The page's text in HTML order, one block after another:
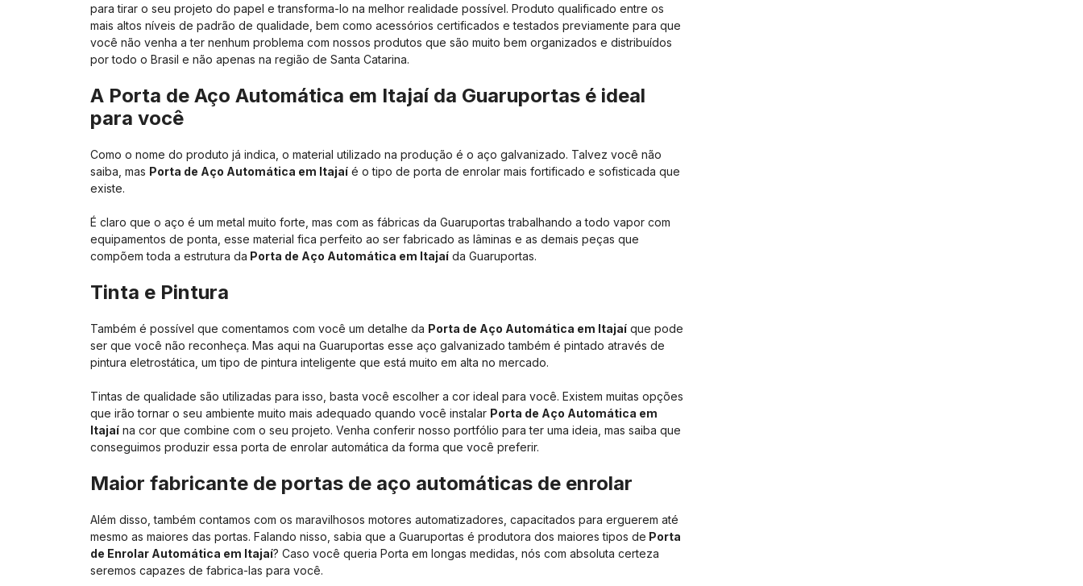
para tirar o seu projeto do papel e transforma-lo na melhor realidade possível. Produto qualificado entre os
mais altos níveis de padrão de qualidade, bem como acessórios certificados e testados previamente para que
você não venha a ter nenhum problema com nossos produtos que são muito bem organizados e distribuídos
por todo o Brasil e não apenas na região de Santa Catarina.
A Porta de Aço Automática em Itajaí da Guaruportas é ideal
para você
Como o nome do produto já indica, o material utilizado na produção é o aço galvanizado. Talvez você não
saiba, mas Porta de Aço Automática em Itajaí é o tipo de porta de enrolar mais fortificado e sofisticada que
existe.
É claro que o aço é um metal muito forte, mas com as fábricas da Guaruportas trabalhando a todo vapor com
equipamentos de ponta, esse material fica perfeito ao ser fabricado as lâminas e as demais peças que
compõem toda a estrutura da Porta de Aço Automática em Itajaí da Guaruportas.
Tinta e Pintura
Também é possível que comentamos com você um detalhe da Porta de Aço Automática em Itajaí que pode
ser que você não reconheça. Mas aqui na Guaruportas esse aço galvanizado também é pintado através de
pintura eletrostática, um tipo de pintura inteligente que está muito em alta no mercado.
Tintas de qualidade são utilizadas para isso, basta você escolher a cor ideal para você. Existem muitas opções
que irão tornar o seu ambiente muito mais adequado quando você instalar Porta de Aço Automática em
Itajaí na cor que combine com o seu projeto. Venha conferir nosso portfólio para ter uma ideia, mas saiba que
conseguimos produzir essa porta de enrolar automática da forma que você preferir.
Maior fabricante de portas de aço automáticas de enrolar
Além disso, também contamos com os maravilhosos motores automatizadores, capacitados para erguerem até
mesmo as maiores das portas. Falando nisso, sabia que a Guaruportas é produtora dos maiores tipos de Porta
de Enrolar Automática em Itajaí? Caso você queria Porta em longas medidas, nós com absoluta certeza
seremos capazes de fabrica-las para você.